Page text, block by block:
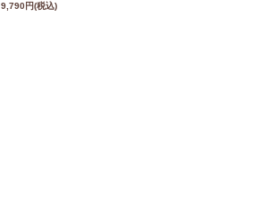
9,790円(税込)